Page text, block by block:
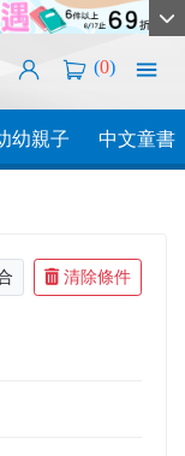
(0)
幼親子 中文童書
清除條件